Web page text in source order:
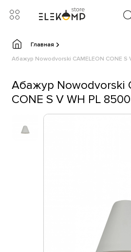
Главная
Абажур Nowodvorski CAMELEON CONE S
Абажур Nowodvorski
CONE S V WH PL 8500